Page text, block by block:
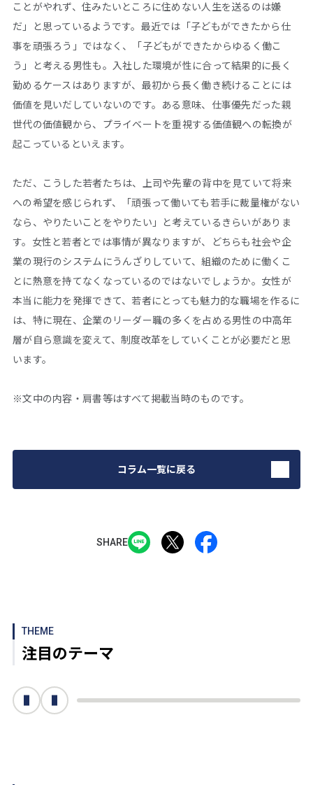
ことがやれず、住みたいところに住めない人生を送るのは嫌
だ」と思っているようです。最近では「子どもができたから仕
事を頑張ろう」ではなく、「子どもができたからゆるく働こ
う」と考える男性も。入社した環境が性に合って結果的に長く
勤めるケースはありますが、最初から長く働き続けることには
価値を見いだしていないのです。ある意味、仕事優先だった親
世代の価値観から、プライベートを重視する価値観への転換が
起こっているといえます。
ただ、こうした若者たちは、上司や先輩の背中を見ていて将来
への希望を感じられず、「頑張って働いても若手に裁量権がない
なら、やりたいことをやりたい」と考えているきらいがありま
す。女性と若者とでは事情が異なりますが、どちらも社会や企
業の現行のシステムにうんざりしていて、組織のために働くこ
とに熱意を持てなくなっているのではないでしょうか。女性が
本当に能力を発揮できて、若者にとっても魅力的な職場を作るに
は、特に現在、企業のリーダー職の多くを占める男性の中高年
層が自ら意識を変えて、制度改革をしていくことが必要だと思
います。
※文中の内容・肩書等はすべて掲載当時のものです。
コラム一覧に戻る
SHARE
THEME
注目のテーマ